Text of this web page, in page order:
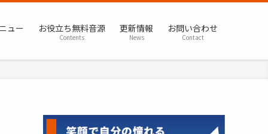
ュー お役立ち無料音源
Contents
更新情報
News
お問い合わせ
Contact